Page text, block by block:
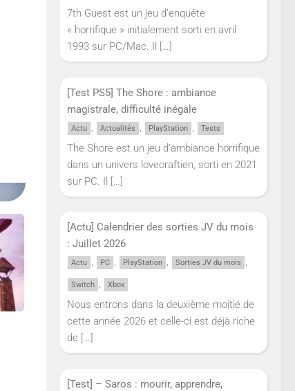
7th Guest est un jeu d’enquête
« horrifique » initialement sorti en avril
1993 sur PC/Mac. Il
[…]
[Test PS5] The Shore : ambiance
magistrale, difficulté inégale
Actu , Actualités , PlayStation , Tests
The Shore est un jeu d’ambiance horrifique
dans un univers lovecraftien, sorti en 2021
sur PC. Il […]
[Actu] Calendrier des sorties JV du mois
: Juillet 2026
Actu , PC , PlayStation , Sorties JV du mois ,
Switch , Xbox
Nous entrons dans la deuxième moitié de
cette année 2026 et celle-ci est déjà riche
de […]
[Test] – Saros : mourir, apprendre,